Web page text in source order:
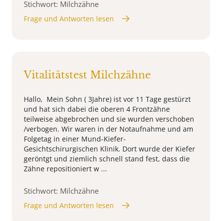
Stichwort: Milchzähne
Frage und Antworten lesen
Vitalitätstest Milchzähne
Hallo, Mein Sohn ( 3Jahre) ist vor 11 Tage gestürzt
und hat sich dabei die oberen 4 Frontzähne
teilweise abgebrochen und sie wurden verschoben
/verbogen. Wir waren in der Notaufnahme und am
Folgetag in einer Mund-Kiefer-
Gesichtschirurgischen Klinik. Dort wurde der Kiefer
geröntgt und ziemlich schnell stand fest, dass die
Zähne repositioniert w ...
Stichwort: Milchzähne
Frage und Antworten lesen